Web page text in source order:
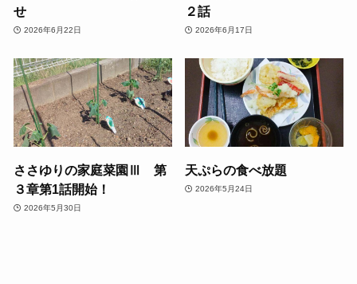
せ
2026年6月22日
２話
2026年6月17日
ささゆりの家庭菜園Ⅲ 第
３章第1話開始！
2026年5月30日
天ぷらの食べ放題
2026年5月24日